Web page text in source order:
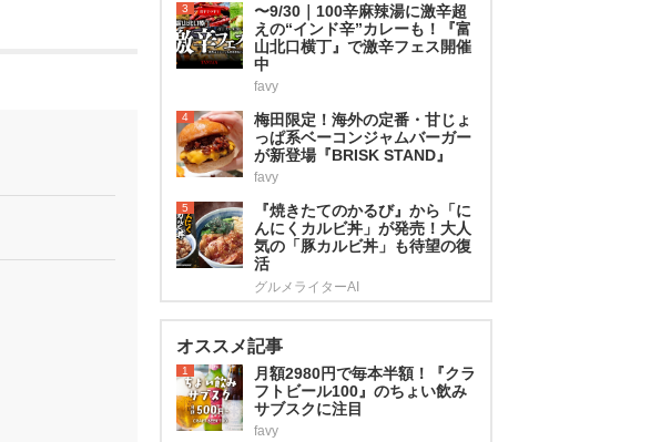
3
〜9/30｜100辛麻辣湯に激辛超
えの“インド辛”カレーも！『富
山北口横丁』で激辛フェス開催
中
favy
4
梅田限定！海外の定番・甘じょ
っぱ系ベーコンジャムバーガー
が新登場『BRISK STAND』
favy
5
『焼きたてのかるび』から「に
んにくカルビ丼」が発売！大人
気の「豚カルビ丼」も待望の復
活
グルメライターAI
オススメ記事
1
月額2980円で毎本半額！『クラ
フトビール100』のちょい飲み
サブスクに注目
favy